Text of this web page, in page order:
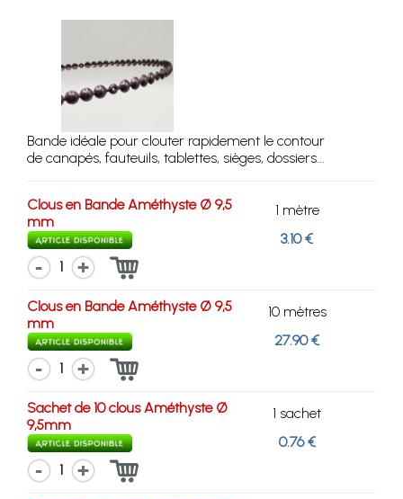
Bande idéale pour clouter rapidement le contour
de canapés, fauteuils, tablettes, sièges, dossiers...
Clous en Bande Améthyste Ø 9,5
mm
1 mètre
3.10 €
1
Clous en Bande Améthyste Ø 9,5
mm
10 mètres
27.90 €
1
Sachet de 10 clous Améthyste Ø
9,5mm
1 sachet
0.76 €
1